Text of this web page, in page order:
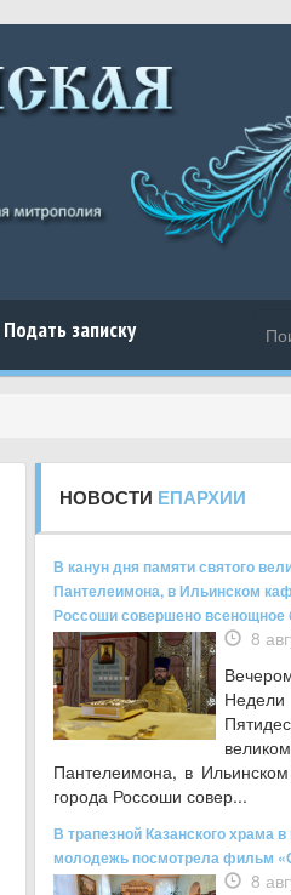
Подать записку
НОВОСТИ ЕПАРХИИ
В канун дня памяти святого
Пантелеимона, в Ильинском
Россоши совершено всенощное
8
Пантелеимона, в
города Россоши совер...
В трапезной Казанского храма
молодежь посмотрела фильм
8